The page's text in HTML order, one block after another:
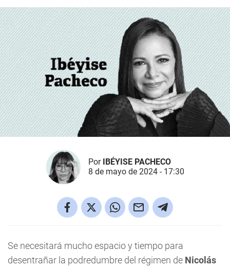
Por IBÉYISE PACHECO
8 de mayo de 2024 - 17:30
Se necesitará mucho espacio y tiempo para
desentrañar la podredumbre del régimen de Nicolás